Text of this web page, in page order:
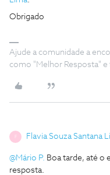
Obrigado
Ajude a comunidade a
como "Melhor Resposta"
Flavia Souza Santana
@Mário P. Boa tarde, até o
resposta.